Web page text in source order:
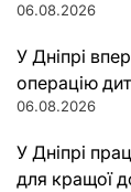
06.08.2026
У Дніпрі
операцію
06.08.2026
У Дніпрі
для кращої